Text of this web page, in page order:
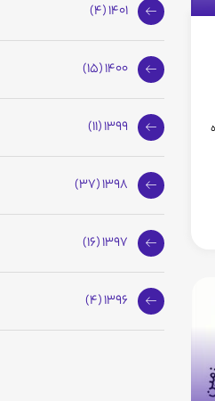
1401 (4)
1400 (15)
1399 (11)
1398 (37)
1397 (16)
1396 (4)